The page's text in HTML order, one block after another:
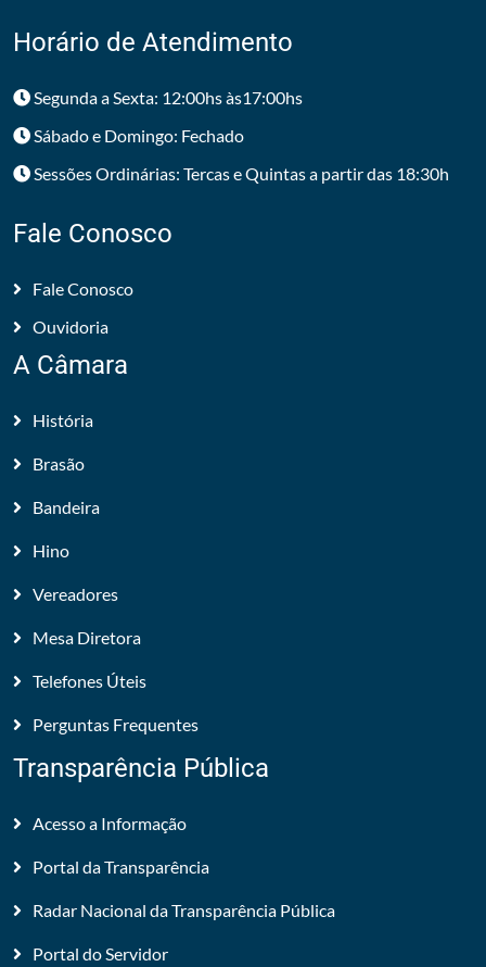
Horário de Atendimento
Segunda a Sexta: 12:00hs às17:00hs
Sábado e Domingo: Fechado
Sessões Ordinárias: Tercas e Quintas a partir das 18:30h
Fale Conosco
Fale Conosco
Ouvidoria
A Câmara
História
Brasão
Bandeira
Hino
Vereadores
Mesa Diretora
Telefones Úteis
Perguntas Frequentes
Transparência Pública
Acesso a Informação
Portal da Transparência
Radar Nacional da Transparência Pública
Portal do Servidor